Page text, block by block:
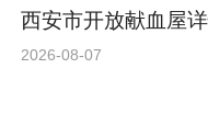
西安市开放献血屋
2026-08-07